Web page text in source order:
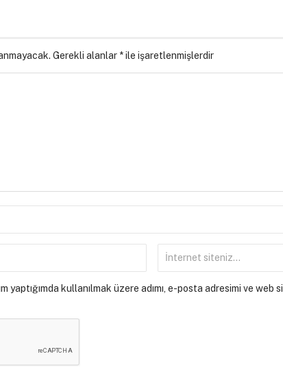
Gerekli alanlar *ile işaretlenmişlerdir
yaptığımda kullanılmak üzere adımı, e-posta adresimi ve web